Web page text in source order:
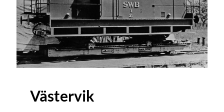
Västervik